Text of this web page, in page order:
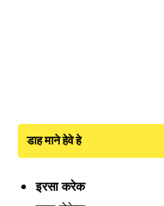
डाह माने हेवे हे
इरसा करेक